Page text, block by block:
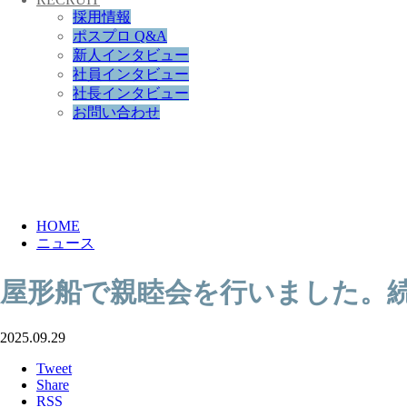
採用情報
ポスプロ Q&A
新人インタビュー
社員インタビュー
社長インタビュー
お問い合わせ
HOME
ニュース
屋形船で親睦会を行いました。
2025.09.29
Tweet
Share
RSS